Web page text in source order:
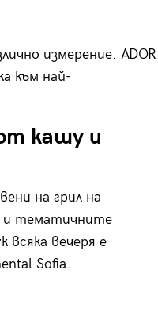
измерение. ADOR
към най-
кашу и
на грил на
и тематичните
всяка вечеря е
Sofia.